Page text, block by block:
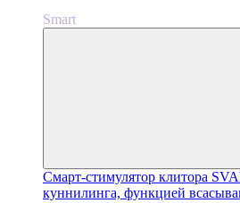
Smart
Смарт-стимулятор клитора
куннилинга, функцией